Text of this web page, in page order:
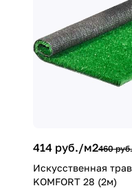
414 руб./м2460 руб.
Искусственная
KOMFORT 28 (2м)